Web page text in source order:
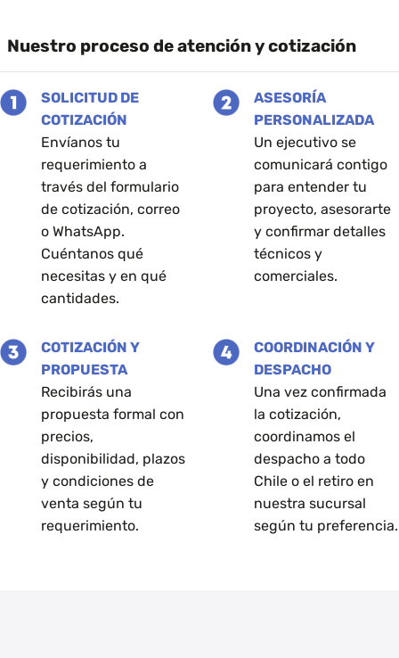
Las
se
pueden
elegir
página
producto
Nuestro proceso de atención y cotización
SOLICITUD DE
COTIZACIÓN
Envíanos tu
requerimiento a
través del formulario
de cotización, correo
o WhatsApp.
Cuéntanos qué
necesitas y en qué
cantidades.
ASESORÍA
PERSONALIZADA
Un ejecutivo se
comunicará contigo
para entender tu
proyecto, asesorarte
y confirmar detalles
técnicos y
comerciales.
COTIZACIÓN Y
PROPUESTA
Recibirás una
propuesta formal con
precios,
disponibilidad, plazos
y condiciones de
venta según tu
requerimiento.
COORDINACIÓN Y
DESPACHO
Una vez confirmada
la cotización,
coordinamos el
despacho a todo
Chile o el retiro en
nuestra sucursal
según tu preferencia.